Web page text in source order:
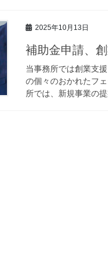
2025年10月13日
補助金申請、
当事務所では創業支
の個々のおかれたフ
所では、新規事業の